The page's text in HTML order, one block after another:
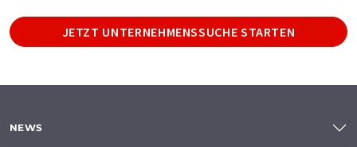
JETZT UNTERNEHMENSSUCHE STARTEN
NEWS